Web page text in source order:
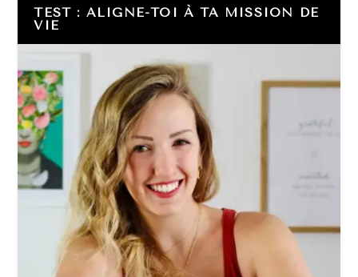
TEST : ALIGNE-TOI À TA MISSION DE
VIE